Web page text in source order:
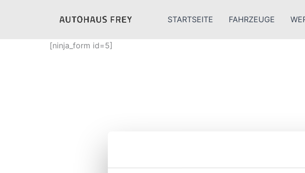
STARTSEITE FAHRZEUGE
[ninja_form id=5]